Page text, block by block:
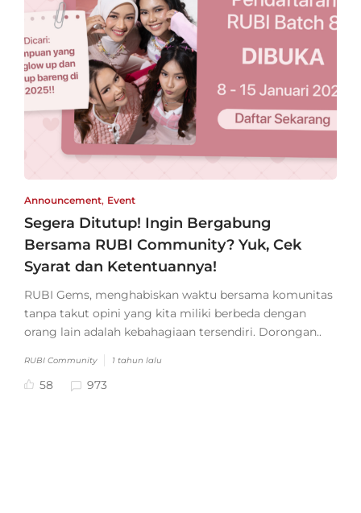
Announcement, Event
Segera Ditutup! Ingin Bergabung
Bersama RUBI Community? Yuk, Cek
Syarat dan Ketentuannya!
RUBI Gems, menghabiskan waktu bersama komunitas
tanpa takut opini yang kita miliki berbeda dengan
orang lain adalah kebahagiaan tersendiri. Dorongan..
RUBI Community 1 tahun lalu
58 973